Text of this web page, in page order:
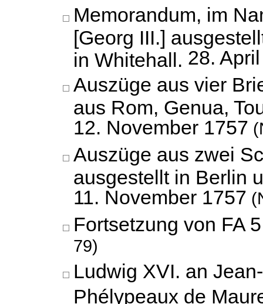
Memorandum, im
[Georg III.]
in Whitehall. 28.
Auszüge aus vier
aus Rom, Genua,
12. November 1757
Auszüge aus zwei
ausgestellt in Berlin
11. November 1757
Fortsetzung von FA
79)
Ludwig XVI. an
Phélypeaux de